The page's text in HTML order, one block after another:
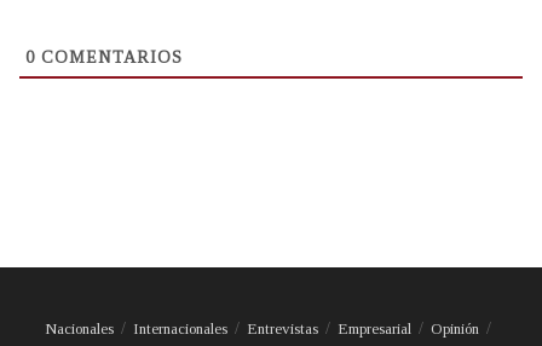
0 COMENTARIOS
Nacionales Internacionales Entrevistas Empresarial Opinión